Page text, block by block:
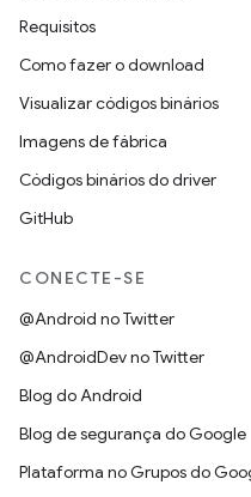
Requisitos
Como fazer o download
Visualizar códigos binários
Imagens de fábrica
Códigos binários do driver
GitHub
CONECTE-SE
@Android no Twitter
@AndroidDev no Twitter
Blog do Android
Blog de segurança do Google
Plataforma no Grupos do